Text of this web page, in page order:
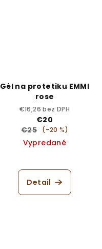
Gél na protetiku EMMI
rose
€16,26 bez DPH
€20
€25
(–20 %)
Vypredané
Detail